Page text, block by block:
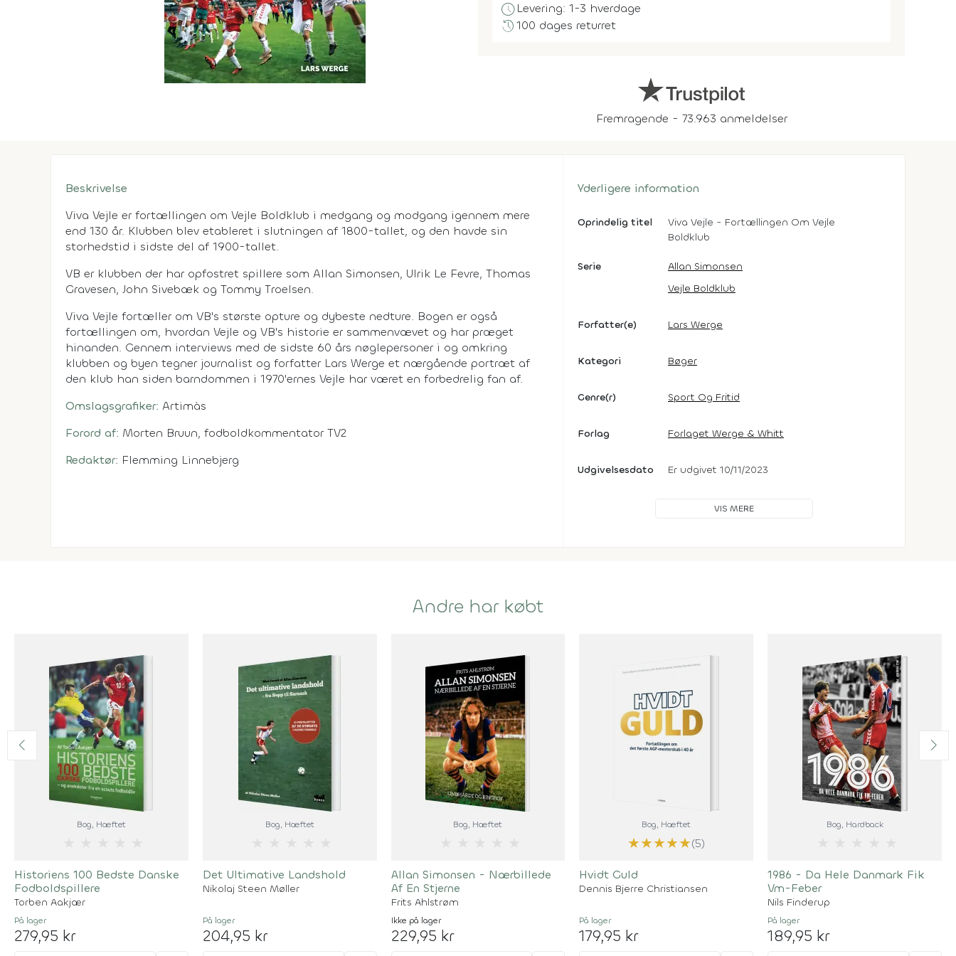
scheduleLevering: 1-3 hverdage
history100 dages returret
Fremragende - 73.963 anmeldelser
Beskrivelse
Viva Vejle er fortællingen om Vejle Boldklub i medgang og modgang igennem mere
end 130 år. Klubben blev etableret i slutningen af 1800-tallet, og den havde sin
storhedstid i sidste del af 1900-tallet.
VB er klubben der har opfostret spillere som Allan Simonsen, Ulrik Le Fevre, Thomas
Gravesen, John Sivebæk og Tommy Troelsen.
Viva Vejle fortæller om VB's største opture og dybeste nedture. Bogen er også
fortællingen om, hvordan Vejle og VB's historie er sammenvævet og har præget
hinanden. Gennem interviews med de sidste 60 års nøglepersoner i og omkring
klubben og byen tegner journalist og forfatter Lars Werge et nærgående portræt af
den klub han siden barndommen i 1970'ernes Vejle har været en forbedrelig fan af.
Omslagsgrafiker: Artimàs
Forord af: Morten Bruun, fodboldkommentator TV2
Redaktør: Flemming Linnebjerg
Yderligere information
Oprindelig titel
Viva Vejle - Fortællingen Om Vejle
Boldklub
Serie
Allan Simonsen
Vejle Boldklub
Forfatter(e) Lars Werge
Kategori Bøger
Genre(r) Sport Og Fritid
Forlag Forlaget Werge & Whitt
Udgivelsesdato Er udgivet 10/11/2023
VIS MERE
Andre har købt
Bog, Hæftet
Historiens 100 Bedste Danske
Fodboldspillere
Torben Aakjær
På lager
279,95 kr
Bog, Hæftet
Det Ultimative Landshold
Nikolaj Steen Møller
På lager
204,95 kr
Bog, Hæftet
Allan Simonsen - Nærbillede
Af En Stjerne
Frits Ahlstrøm
Ikke på lager
229,95 kr
Bog, Hæftet
★★★★★(5)
Hvidt Guld
Dennis Bjerre Christiansen
På lager
179,95 kr
Bog, Hardback
1986 - Da Hele Danmark Fik
Vm-Feber
Nils Finderup
På lager
189,95 kr